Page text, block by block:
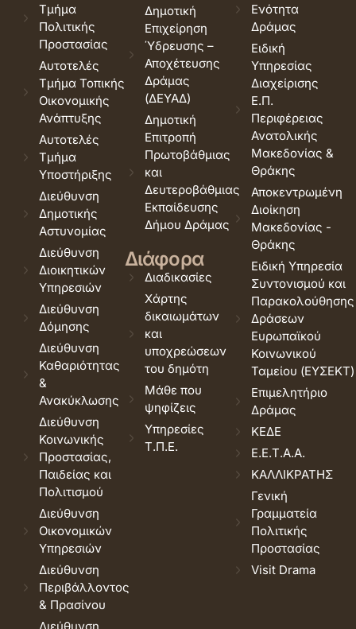
Τμήμα
Πολιτικής
Προστασίας
Αυτοτελές
Τμήμα Τοπικής
Οικονομικής
Ανάπτυξης
Αυτοτελές
Τμήμα
Υποστήριξης
Διεύθυνση
Δημοτικής
Αστυνομίας
Διεύθυνση
Διοικητικών
Υπηρεσιών
Διεύθυνση
Δόμησης
Διεύθυνση
Καθαριότητας
&
Ανακύκλωσης
Διεύθυνση
Κοινωνικής
Προστασίας,
Παιδείας και
Πολιτισμού
Διεύθυνση
Οικονομικών
Υπηρεσιών
Διεύθυνση
Περιβάλλοντος
& Πρασίνου
Δημοτική
Επιχείρηση
Ύδρευσης –
Αποχέτευσης
Δράμας
(ΔΕΥΑΔ)
Δημοτική
Επιτροπή
Πρωτοβάθμιας
και
Δευτεροβάθμιας
Εκπαίδευσης
Δήμου Δράμας
Διάφορα
Διαδικασίες
Χάρτης
δικαιωμάτων
και
υποχρεώσεων
του δημότη
Μάθε που
ψηφίζεις
Υπηρεσίες
Τ.Π.Ε.
Ενότητα
Δράμας
Ειδική
Υπηρεσίας
Διαχείρισης
Ε.Π.
Περιφέρειας
Ανατολικής
Μακεδονίας &
Θράκης
Αποκεντρωμένη
Διοίκηση
Μακεδονίας -
Θράκης
Ειδική Υπηρεσία
Συντονισμού και
Παρακολούθησης
Δράσεων
Ευρωπαϊκού
Κοινωνικού
Ταμείου (ΕΥΣΕΚΤ)
Επιμελητήριο
Δράμας
ΚΕΔΕ
Ε.Ε.Τ.Α.Α.
ΚΑΛΛΙΚΡΑΤΗΣ
Γενική
Γραμματεία
Πολιτικής
Προστασίας
Visit Drama